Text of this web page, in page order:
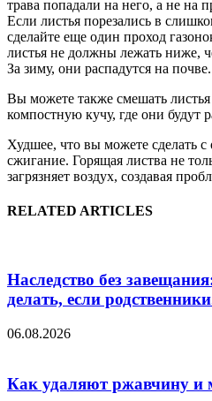
трава попадали на него, а не на
Если листья порезались в
сделайте еще один проход
листья не должны лежать ниже,
За зиму, они распадутся на почве.
Вы можете также смешать
компостную кучу, где они будут
Худшее, что вы можете сделать
сжигание. Горящая листва не
загрязняет воздух, создавая
RELATED ARTICLES
Наследство без
делать, если
06.08.2026
Как удаляют ржавчину и